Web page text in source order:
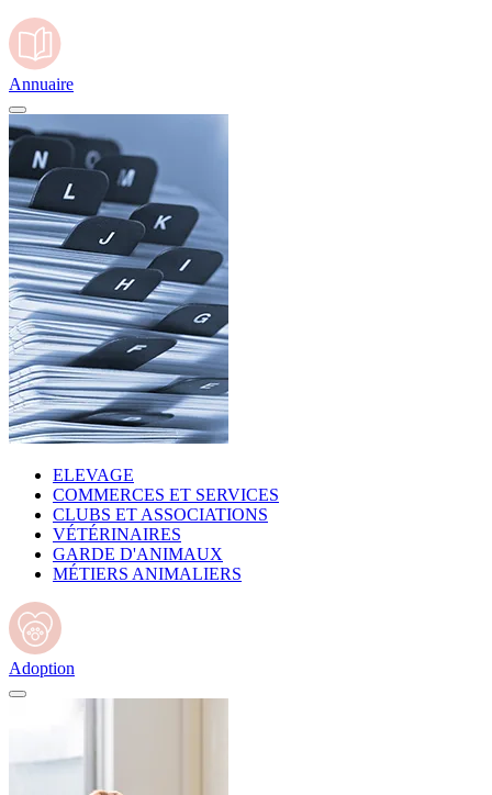
Annuaire
ELEVAGE
COMMERCES ET SERVICES
CLUBS ET ASSOCIATIONS
VÉTÉRINAIRES
GARDE D'ANIMAUX
MÉTIERS ANIMALIERS
Adoption